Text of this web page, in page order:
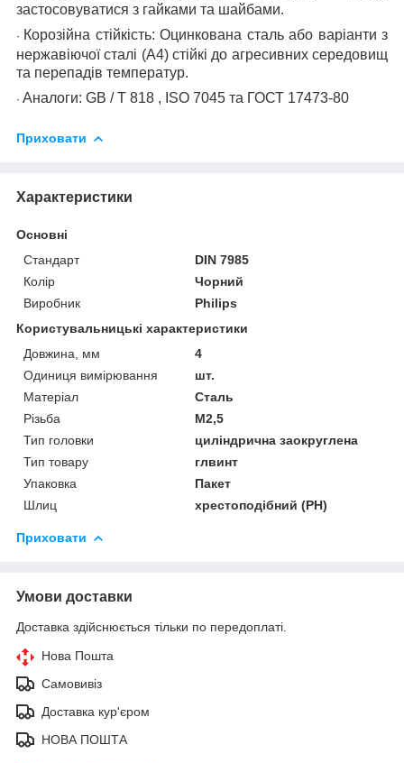
застосовуватися з гайками та шайбами.
· Корозійна стійкість: Оцинкована сталь або варіанти з
нержавіючої сталі (A4) стійкі до агресивних середовищ
та перепадів температур.
· Аналоги: GB / T 818 , ISO 7045 та ГОСТ 17473-80
Приховати
Характеристики
Основні
Стандарт
DIN 7985
Колір
Чорний
Виробник
Philips
Користувальницькі характеристики
Довжина, мм
4
Одиниця вимірювання
шт.
Матеріал
Сталь
Різьба
М2,5
Тип головки
циліндрична заокруглена
Тип товару
глвинт
Упаковка
Пакет
Шлиц
хрестоподібний (PH)
Приховати
Умови доставки
Доставка здійснюється тільки по передоплаті.
Нова Пошта
Самовивіз
Доставка кур'єром
НОВА ПОШТА